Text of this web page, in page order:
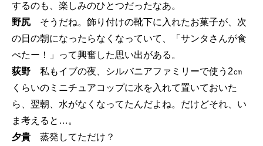
するのも、楽しみのひとつだったなあ。
野尻 そうだね。飾り付けの靴下に入れたお菓子が、次
の日の朝になったらなくなっていて、「サンタさんが食
べたー！」って興奮した思い出がある。
荻野 私もイブの夜、シルバニアファミリーで使う2㎝
くらいのミニチュアコップに水を入れて置いておいた
ら、翌朝、水がなくなってたんだよね。だけどそれ、い
ま考えると…。
夕貴 蒸発してただけ？